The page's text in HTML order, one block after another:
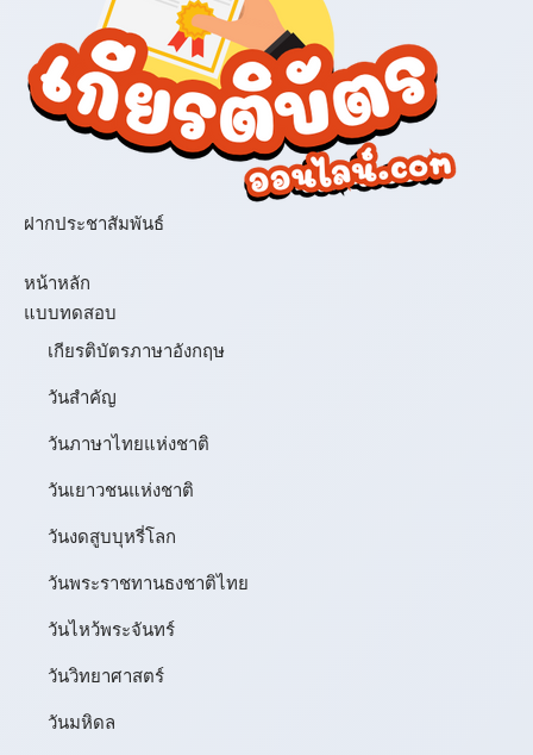
ฝากประชาสัมพันธ์
หน้าหลัก
แบบทดสอบ
เกียรติบัตรภาษาอังกฤษ
วันสำคัญ
วันภาษาไทยแห่งชาติ
วันเยาวชนแห่งชาติ
วันงดสูบบุหรี่โลก
วันพระราชทานธงชาติไทย
วันไหว้พระจันทร์​
วันวิทยาศาสตร์
วันมหิดล